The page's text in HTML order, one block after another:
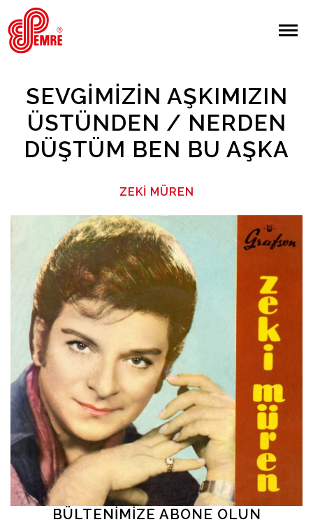
EMRE PLAK
ARAMA
Giriş Yap/Kayıt Ol
Sanatçılar
Albümler
İletişim
en
SEVGIMIZIN AŞKIMIZIN
ÜSTÜNDEN / NERDEN
DÜŞTÜM BEN BU AŞKA
ZEKI MÜREN
BÜLTENIMIZE ABONE OLUN